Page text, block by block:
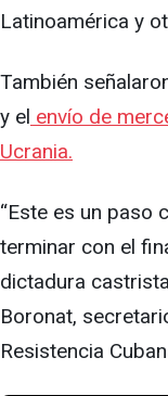
Latinoamérica y
También
y el envío de
Ucrania.
“Este es un paso
terminar con el
dictadura
Boronat,
Resistencia